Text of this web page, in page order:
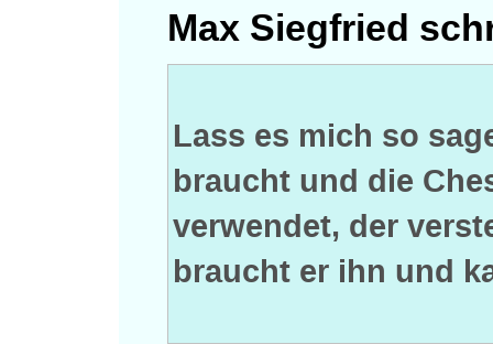
Max Siegfried
Lass es mich so
braucht und die
verwendet, der
braucht er ihn und